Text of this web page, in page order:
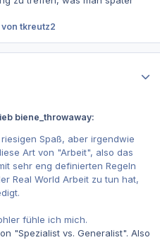
von tkreutz2
biene_throwaway:
Spaß, aber irgendwie
Art von "Arbeit", also das
sehr eng definierten Regeln
Real World Arbeit zu tun hat,
fühle ich mich.
"Spezialist vs. Generalist". Also